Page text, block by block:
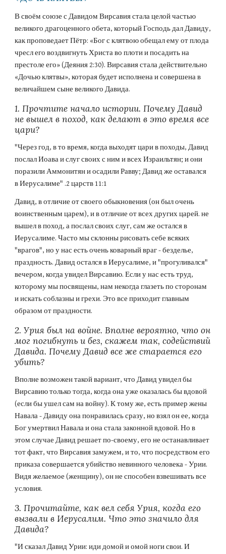
В своём союзе с Давидом Вирсавия стала целой частью
великого драгоценного обета, который Господь дал Давиду,
как проповедает Пётр: «Бог с клятвою обещал ему от плода
чресл его воздвигнуть Христа во плоти и посадить на
престоле его» (Деяния 2:30). Вирсавия стала действительно
«Дочью клятвы», которая будет исполнена и совершена в
величайшем сыне великого Давида.
1. Прочтите начало истории. Почему Давид
не вышел в поход, как делают в это время все
цари?
"Через год, в то время, когда выходят цари в походы, Давид
послал Иоава и слуг своих с ним и всех Израильтян; и они
поразили Аммонитян и осадили Равву; Давид же оставался
в Иерусалиме" .2 царств 11:1
Давид, в отличие от своего обыкновения (он был очень
воинственным царем), и в отличие от всех других царей. не
вышел в поход, а послал своих слуг, сам же остался в
Иерусалиме. Часто мы склонны рисовать себе всяких
"врагов", но у нас есть очень коварный враг - безделье,
праздность. Давид остался в Иерусалиме, и "прогуливался"
вечером, когда увидел Вирсавию. Если у нас есть труд,
которому мы посвящены, нам некогда глазеть по сторонам
и искать соблазны и грехи. Это все приходит главным
образом от праздности.
2. Урия был на войне. Вполне вероятно, что он
мог погибнуть и без, скажем так, содействий
Давида. Почему Давид все же старается его
убить?
Вполне возможен такой вариант, что Давид увидел бы
Вирсавию только тогда, когда она уже оказалась бы вдовой
(если бы ушел сам на войну). К тому же, есть пример жены
Навала - Давиду она понравилась сразу, но взял он ее, когда
Бог умертвил Навала и она стала законной вдовой. Но в
этом случае Давид решает по-своему, его не останавливает
тот факт, что Вирсавия замужем, и то, что посредством его
приказа совершается убийство невинного человека - Урии.
Видя желаемое (женщину), он не способен взвешивать все
условия.
3. Прочитайте, как вел себя Урия, когда его
вызвали в Иерусалим. Что это значило для
Давида?
"И сказал Давид Урии: иди домой и омой ноги свои. И